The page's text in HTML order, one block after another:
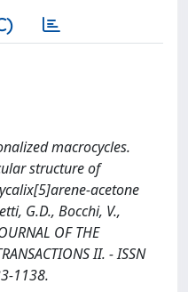
macrocycles.
structure of
acetone
G.D., Bocchi, V.,
OF THE
II. - ISSN
1138.